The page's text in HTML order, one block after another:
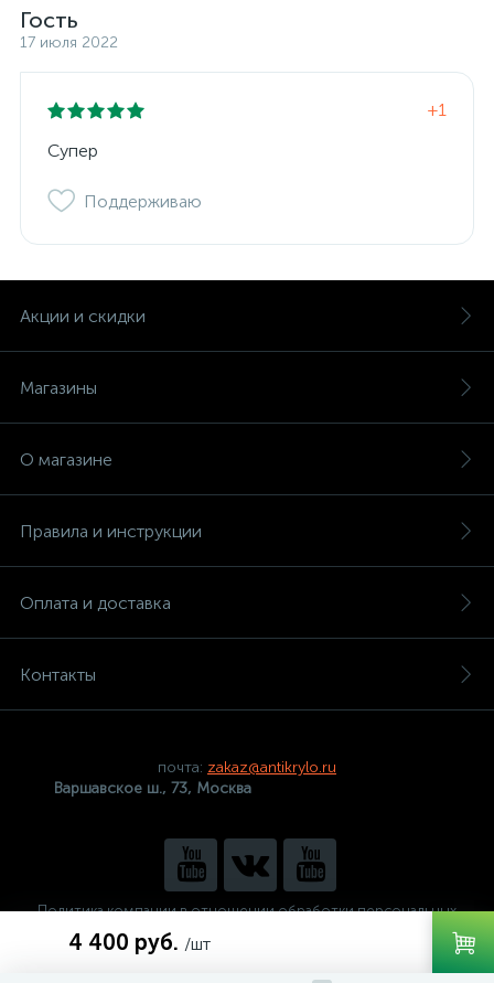
4 400 руб. /шт
Гость
17 июля 2022
+1
Супер
Поддерживаю
Акции и скидки
Магазины
О магазине
Правила и инструкции
Оплата и доставка
Контакты
почта: zakaz@antikrylo.ru
Варшавское ш., 73, Москва
Политика компании в отношении обработки персональных